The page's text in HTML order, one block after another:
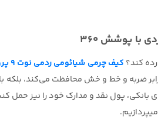
کند؟ کیف چرمی شیائومی ردمی نوت 9 پرو
ضربه و خط و خش محافظت می‌کند،
بانکی، پول نقد و مدارک خود را نیز حمل